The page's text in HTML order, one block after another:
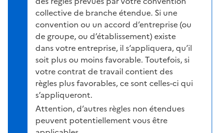
collective de branche étendue. Si une
convention ou un accord d’entreprise (ou
de groupe, ou d’établissement) existe
dans votre entreprise, il s’appliquera, qu’il
soit plus ou moins favorable. Toutefois, si
votre contrat de travail contient des
règles plus favorables, ce sont celles-ci qui
s’appliqueront.
Attention, d’autres règles non étendues
peuvent potentiellement vous être